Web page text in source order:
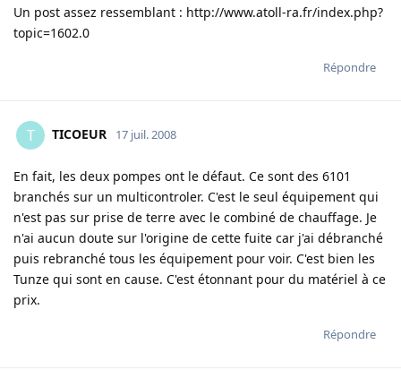
Un post assez ressemblant : http://www.atoll-ra.fr/index.php?
topic=1602.0
Répondre
T TICOEUR 17 juil. 2008
En fait, les deux pompes ont le défaut. Ce sont des 6101
branchés sur un multicontroler. C'est le seul équipement qui
n'est pas sur prise de terre avec le combiné de chauffage. Je
n'ai aucun doute sur l'origine de cette fuite car j'ai débranché
puis rebranché tous les équipement pour voir. C'est bien les
Tunze qui sont en cause. C'est étonnant pour du matériel à ce
prix.
Répondre